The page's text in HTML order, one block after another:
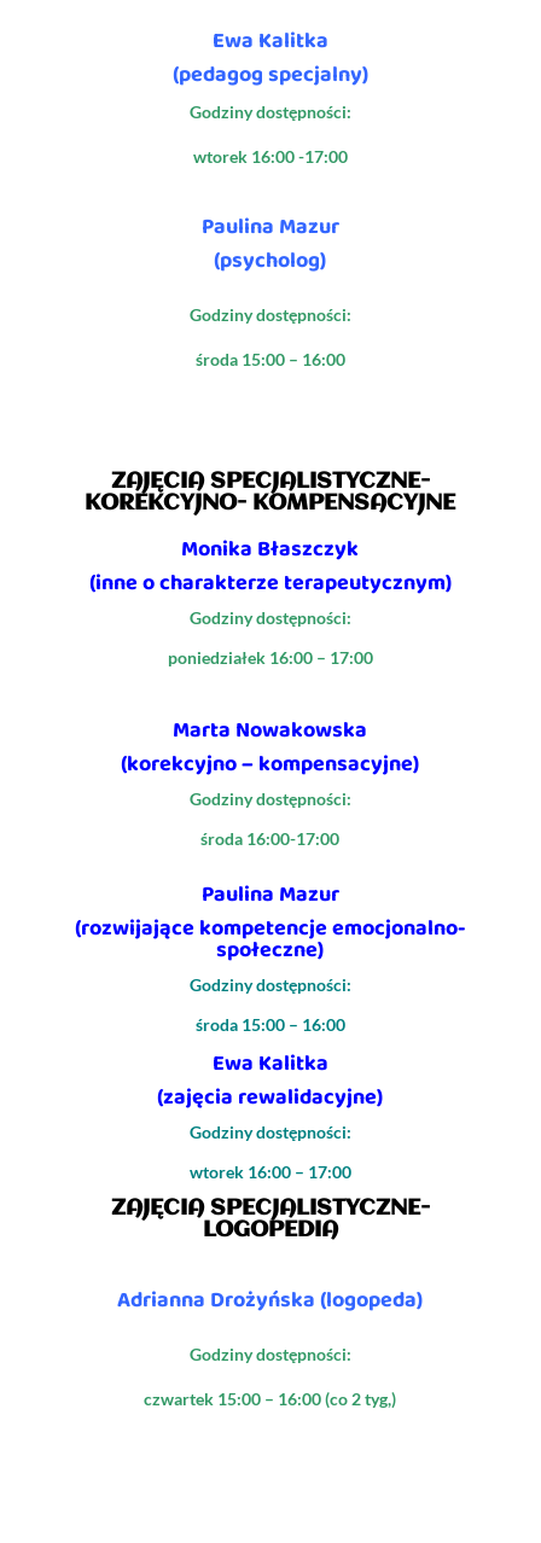
Ewa Kalitka
(pedagog specjalny)
Godziny dostępności:
wtorek 16:00 -17:00
Paulina Mazur
(psycholog)
Godziny dostępności:
środa 15:00 – 16:00
ZAJĘCIA SPECJALISTYCZNE-
KOREKCYJNO- KOMPENSACYJNE
Monika Błaszczyk
(inne o charakterze terapeutycznym)
Godziny dostępności:
poniedziałek 16:00 – 17:00
Marta Nowakowska
(korekcyjno – kompensacyjne)
Godziny dostępności:
środa 16:00-17:00
Paulina Mazur
(rozwijające kompetencje emocjonalno-
społeczne)
Godziny dostępności:
środa 15:00 – 16:00
Ewa Kalitka
(zajęcia rewalidacyjne)
Godziny dostępności:
wtorek 16:00 – 17:00
ZAJĘCIA SPECJALISTYCZNE-
LOGOPEDIA
Adrianna Drożyńska (logopeda)
Godziny dostępności:
czwartek 15:00 – 16:00 (co 2 tyg,)